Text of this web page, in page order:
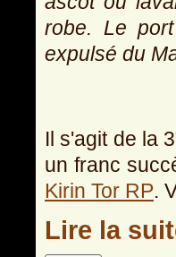
robe. Le
expulsé du
Il s'agit de la 3
un franc
Kirin Tor RP.
Lire la